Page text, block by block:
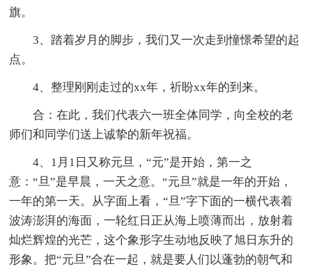
旗。
3、踏着岁月的脚步，我们又一次走到憧憬希望的起
点。
4、整理刚刚走过的xx年，祈盼xx年的到来。
合：在此，我们代表六一班全体同学，向全校的老
师们和同学们送上诚挚的新年祝福。
4、1月1日又称元旦，“元”是开始，第一之
意：“旦”是早晨，一天之意。“元旦”就是一年的开始，
一年的第一天。从字面上看，“旦”字下面的一横代表着
波涛澎湃的海面，一轮红日正从海上喷薄而出，放射着
灿烂辉煌的光芒，这个象形字生动地反映了旭日东升的
形象。把“元旦”合在一起，就是要人们以蓬勃的朝气和